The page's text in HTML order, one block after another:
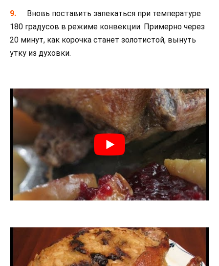
Вновь поставить запекаться при температуре
180 градусов в режиме конвекции. Примерно через
20 минут, как корочка станет золотистой, вынуть
утку из духовки.